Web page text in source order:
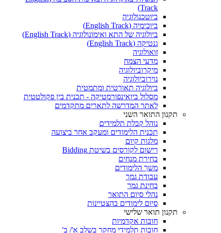
Track)
ביוטכנולוגיה
ביוכימיה (English Track)
ביולוגיה של התא ואימונולוגיה (English Track)
גנטיקה (English Track)
זואולוגיה
מדעי הצמח
מיקרוביולוגיה
נוירוביולוגיה
ביולוגיה תאורטית ומתמטית
מסלול ביואינפורמטיקה - תכנית בין פקולטטית
לאתר המדרשה לתארים מתקדמים
תקנון התואר השני
נוהל קבלת תלמידים
תכנית הלימודים ומעקב אחר ביצועה
מלגות קיום
רישום לקורסים בשיטת Bidding
בחירת מנחים
משך הלימודים
עבודת גמר
בחינת גמר
נהלי סיום התואר
סיום לימודים בהצטיינות
תקנון תואר שלישי
חובות אקדמיות
חובות תלמידי מחקר בשלב א'/ ב'